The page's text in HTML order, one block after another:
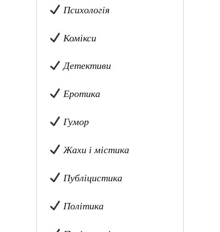
Психологія
Комікси
Детективи
Еротика
Гумор
Жахи і містика
Публіцистика
Політика